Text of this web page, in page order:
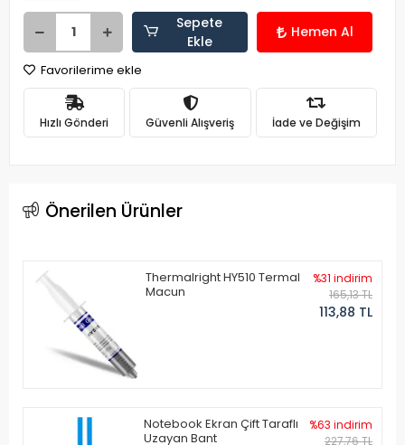
Sepete
Ekle
Hemen Al
Favorilerime ekle
Hızlı Gönderi Güvenli Alışveriş İade ve Değişim
Önerilen Ürünler
Thermalright HY510 Termal
Macun
%31 indirim
165,13 TL
113,88 TL
Notebook Ekran Çift Taraflı
Uzayan Bant
%63 indirim
227,76 TL